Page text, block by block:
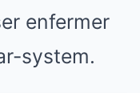
enfermer
system.